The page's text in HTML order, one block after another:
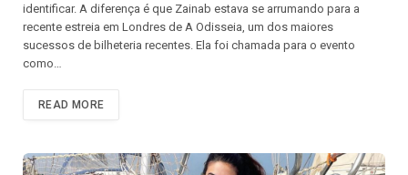
identificar. A diferença é que Zainab estava se arrumando para a
recente estreia em Londres de A Odisseia, um dos maiores
sucessos de bilheteria recentes. Ela foi chamada para o evento
como…
READ MORE